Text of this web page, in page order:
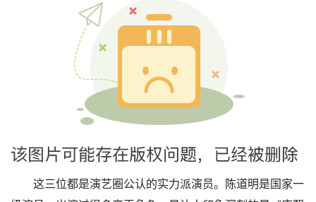
这三位都是演艺圈公认的实力派演员。陈道明是国家一